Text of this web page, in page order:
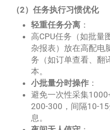
（2）任务执行习惯优化
轻重任务分离 ：
高CPU任务（如批量
杂报表）放在高配电
务（如订单查看、翻
本。
小批量分时操作 ：
避免一次性采集
200-300，间隔10-15
息。